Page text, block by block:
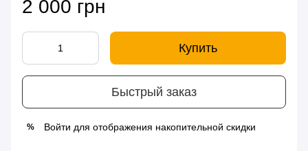
2 000 грн
Купить
Быстрый заказ
% Войти для отображения накопительной скидки